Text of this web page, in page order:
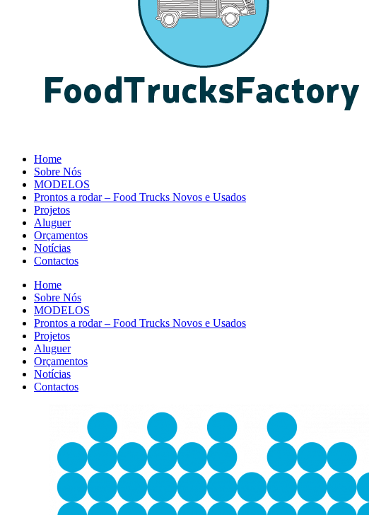
Home
Sobre Nós
MODELOS
Prontos a rodar – Food Trucks Novos e Usados
Projetos
Aluguer
Orçamentos
Notícias
Contactos
Home
Sobre Nós
MODELOS
Prontos a rodar – Food Trucks Novos e Usados
Projetos
Aluguer
Orçamentos
Notícias
Contactos